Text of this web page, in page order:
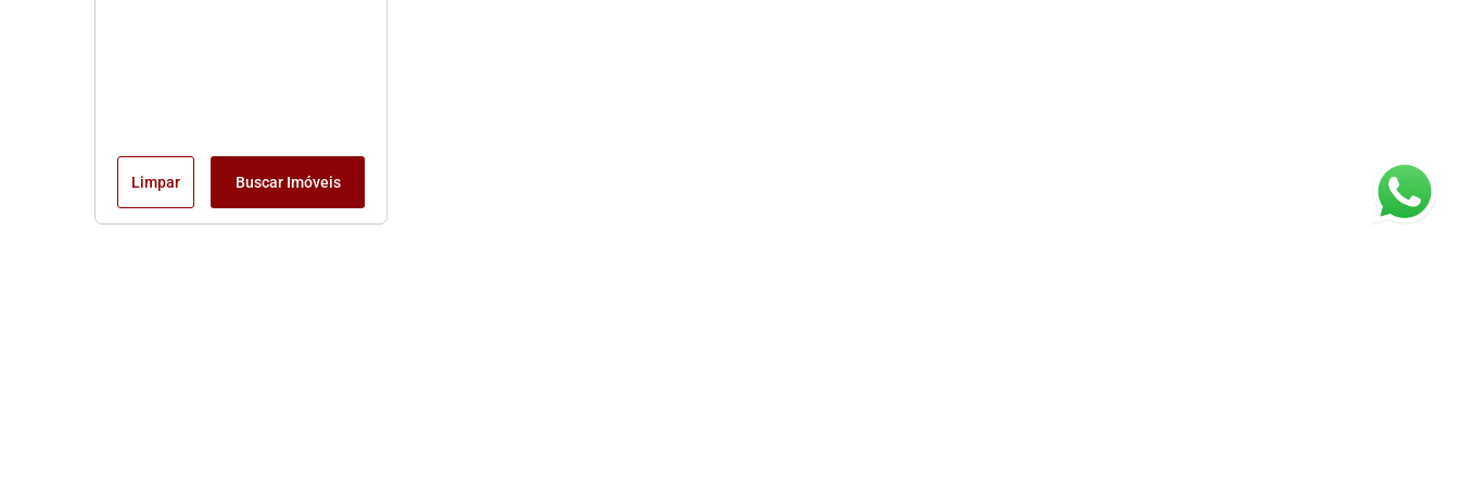
Limpar Buscar Imóveis